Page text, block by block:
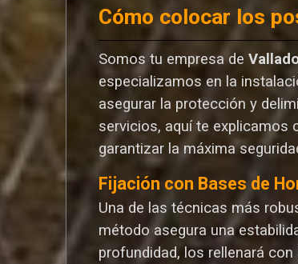
Cómo colocar los
Somos tu empresa de
especializamos en la
asegurar la protección y
servicios, aquí te explicamos
garantizar la máxima
Fijación con Bases de
Una de las técnicas más
método asegura una
profundidad, los rellenará